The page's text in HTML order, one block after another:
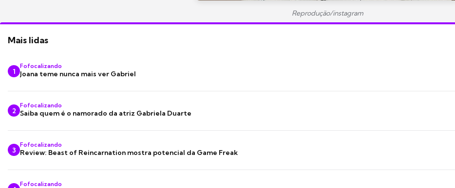
Reprodução/instagram
Mais lidas
1
Fofocalizando
Joana teme nunca mais ver Gabriel
2
Fofocalizando
Saiba quem é o namorado da atriz Gabriela Duarte
3
Fofocalizando
Review: Beast of Reincarnation mostra potencial da Game Freak
Fofocalizando